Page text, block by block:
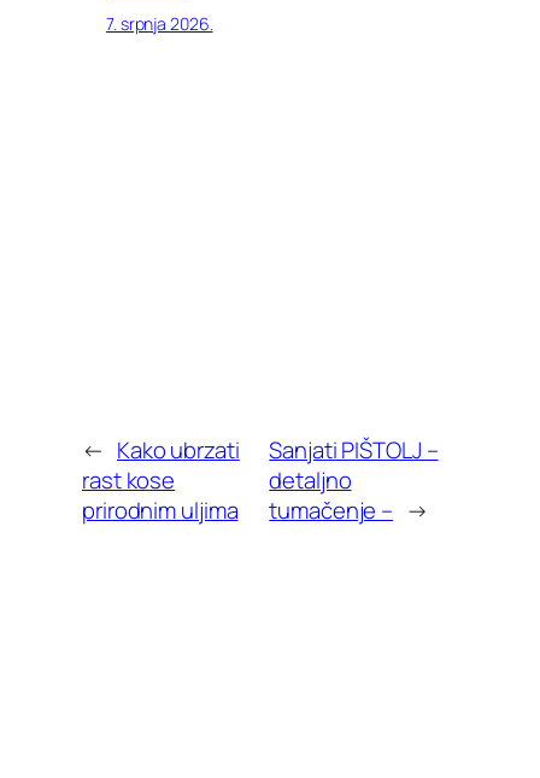
7. srpnja 2026.
← Kako ubrzati
rast kose
prirodnim uljima
Sanjati PIŠTOLJ –
detaljno
tumačenje – →